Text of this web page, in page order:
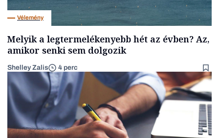
Vélemény
Melyik a legtermelékenyebb hét az évben? Az,
amikor senki sem dolgozik
Shelley Zalis 4 perc